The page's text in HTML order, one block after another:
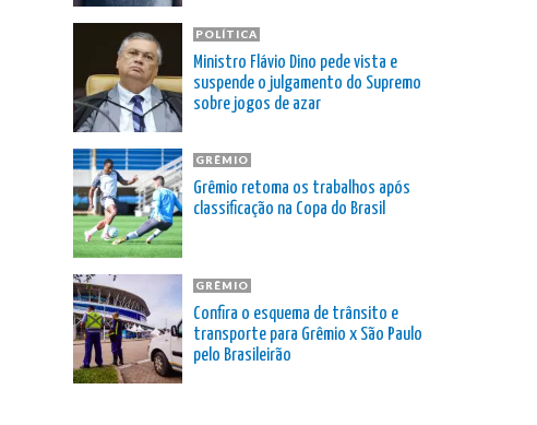
POLÍTICA
Ministro Flávio Dino pede vista e
suspende o julgamento do Supremo
sobre jogos de azar
GRÊMIO
Grêmio retoma os trabalhos após
classificação na Copa do Brasil
GRÊMIO
Confira o esquema de trânsito e
transporte para Grêmio x São Paulo
pelo Brasileirão